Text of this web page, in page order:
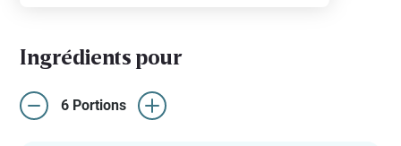
Ingrédients pour
6 Portions